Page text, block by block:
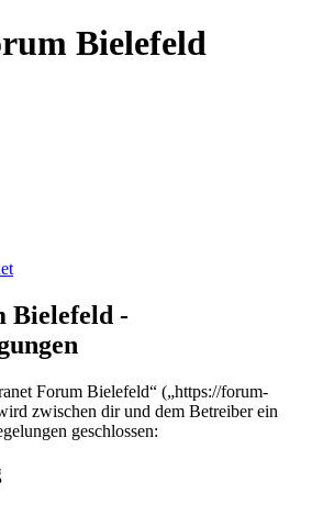
Bielefeld
Bielefeld -
Forum Bielefeld“ („https://forum-
zwischen dir und dem Betreiber ein
geschlossen: